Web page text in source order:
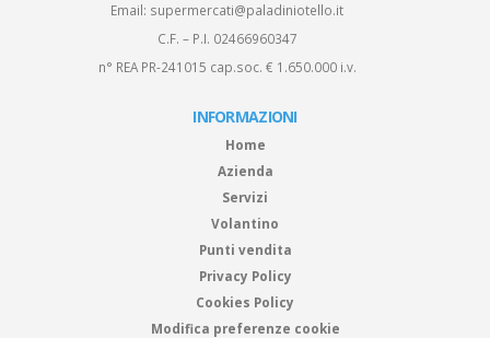
Email: supermercati@paladiniotello.it
C.F. – P.I. 02466960347
n° REA PR-241015 cap.soc. € 1.650.000 i.v.
INFORMAZIONI
Home
Azienda
Servizi
Volantino
Punti vendita
Privacy Policy
Cookies Policy
Modifica preferenze cookie